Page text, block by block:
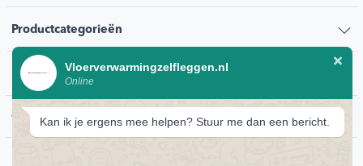
Productcategorieën
Klantenservice
Contact
Vloerverwarmingzelfleggen.nl
Online
Kan ik je ergens mee helpen? Stuur me dan een bericht.